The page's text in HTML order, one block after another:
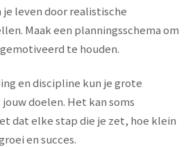
leven door realistische
Maak een planningsschema om
te houden.
en discipline kun je grote
doelen. Het kan soms
dat elke stap die je zet, hoe klein
en succes.